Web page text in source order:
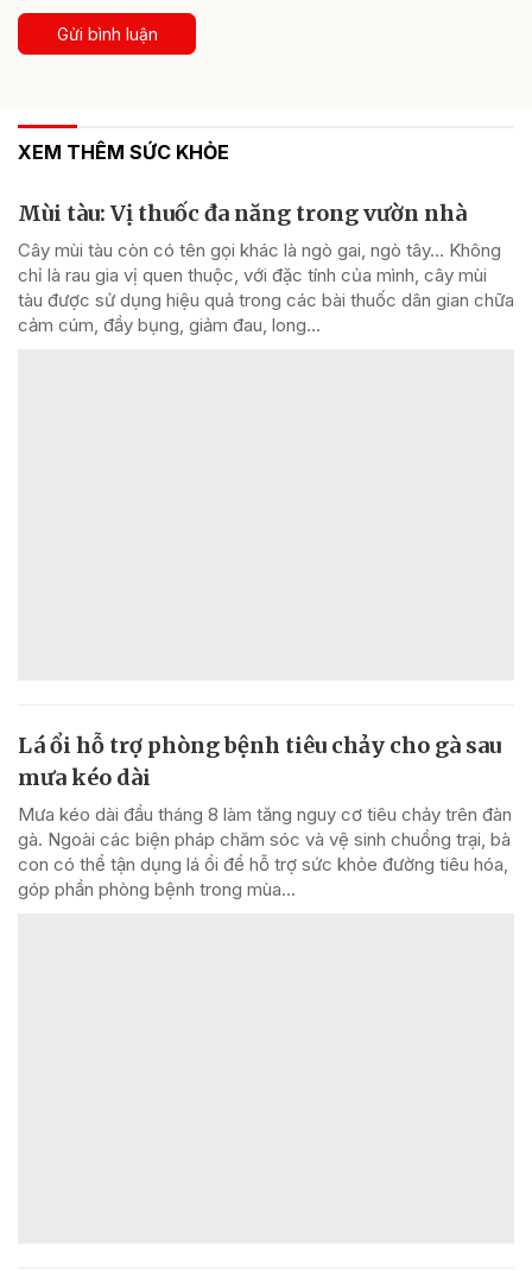
Gửi bình luận
XEM THÊM SỨC KHỎE
Mùi tàu: Vị thuốc đa năng trong vườn nhà
Cây mùi tàu còn có tên gọi khác là ngò gai, ngò tây… Không
chỉ là rau gia vị quen thuộc, với đặc tính của mình, cây mùi
tàu được sử dụng hiệu quả trong các bài thuốc dân gian chữa
cảm cúm, đầy bụng, giảm đau, long...
Lá ổi hỗ trợ phòng bệnh tiêu chảy cho gà sau
mưa kéo dài
Mưa kéo dài đầu tháng 8 làm tăng nguy cơ tiêu chảy trên đàn
gà. Ngoài các biện pháp chăm sóc và vệ sinh chuồng trại, bà
con có thể tận dụng lá ổi để hỗ trợ sức khỏe đường tiêu hóa,
góp phần phòng bệnh trong mùa...